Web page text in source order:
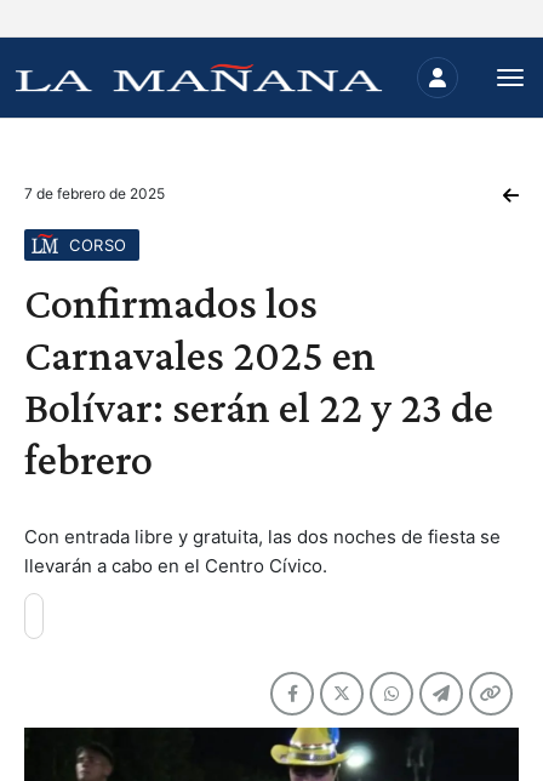
7 de febrero de 2025
CORSO
Confirmados los
Carnavales 2025 en
Bolívar: serán el 22 y 23 de
febrero
Con entrada libre y gratuita, las dos noches de fiesta se
llevarán a cabo en el Centro Cívico.